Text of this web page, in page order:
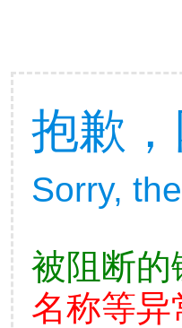
抱歉
Sorry,
被阻断的
名称等异